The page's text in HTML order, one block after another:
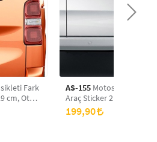
sürücüler için
Fark
cm, Oto
AS-155 Motosikleti Fark
Araç Sticker 21x29 cm,
Sticker, Araba Sticker
199,90